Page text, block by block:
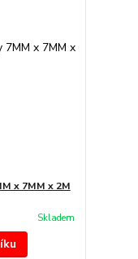
x 7MM x 2M
Skladem